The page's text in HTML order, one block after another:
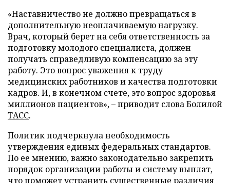
«Наставничество не должно превращаться в
дополнительную неоплачиваемую нагрузку.
Врач, который берет на себя ответственность за
подготовку молодого специалиста, должен
получать справедливую компенсацию за эту
работу. Это вопрос уважения к труду
медицинских работников и качества подготовки
кадров. И, в конечном счете, это вопрос здоровья
миллионов пациентов», – приводит слова Болилой
ТАСС.
Политик подчеркнула необходимость
утверждения единых федеральных стандартов.
По ее мнению, важно законодательно закрепить
порядок организации работы и систему выплат,
что поможет устранить существенные различия